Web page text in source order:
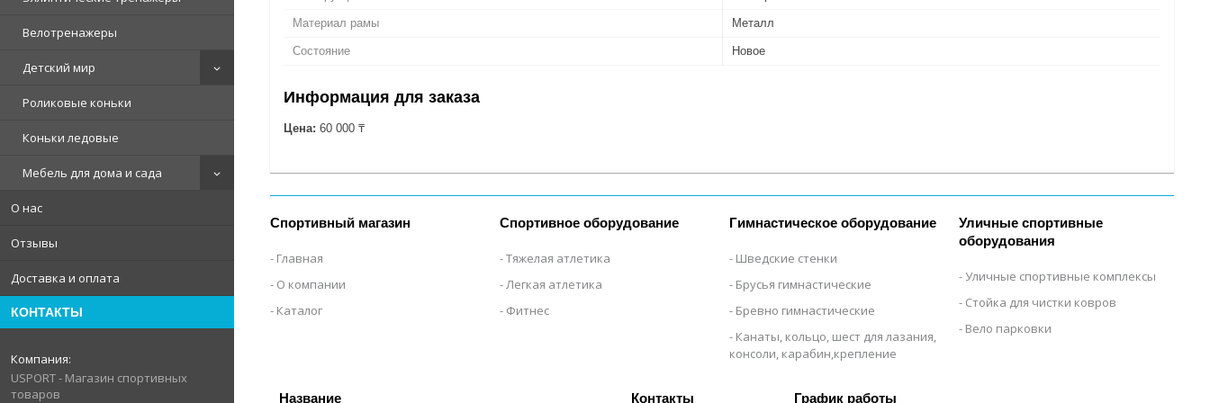
Велотренажеры
Детский мир
Роликовые коньки
Коньки ледовые
Мебель для дома и сада
О нас
Отзывы
Доставка и оплата
КОНТАКТЫ
USPORT - Магазин спортивных
товаров
Материал рамы Металл
Состояние Новое
Информация для заказа
Цена: 60 000 ₸
Спортивный магазин
Главная
О компании
Каталог
Спортивное оборудование
Тяжелая атлетика
Легкая атлетика
Фитнес
Гимнастическое оборудование
Шведские стенки
Брусья гимнастические
Бревно гимнастические
Канаты, кольцо, шест для лазания,
консоли, карабин,крепление
Уличные спортивные
оборудования
Уличные спортивные комплексы
Стойка для чистки ковров
Вело парковки
График работы